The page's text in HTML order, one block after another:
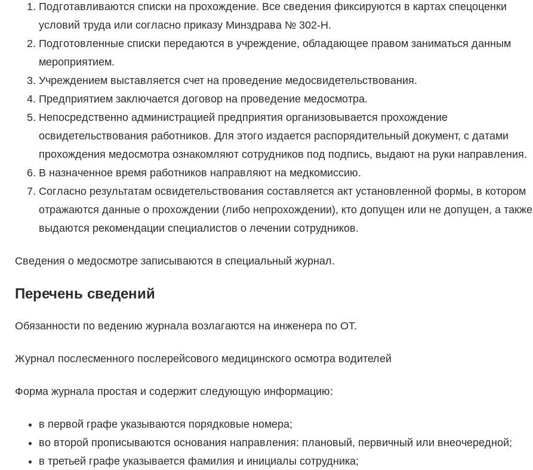
Подготавливаются списки на прохождение. Все сведения фиксируются в картах спецоценки
условий труда или согласно приказу Минздрава № 302-Н.
Подготовленные списки передаются в учреждение, обладающее правом заниматься данным
мероприятием.
Учреждением выставляется счет на проведение медосвидетельствования.
Предприятием заключается договор на проведение медосмотра.
Непосредственно администрацией предприятия организовывается прохождение
освидетельствования работников. Для этого издается распорядительный документ, с датами
прохождения медосмотра ознакомляют сотрудников под подпись, выдают на руки направления.
В назначенное время работников направляют на медкомиссию.
Согласно результатам освидетельствования составляется акт установленной формы, в котором
отражаются данные о прохождении (либо непрохождении), кто допущен или не допущен, а также
выдаются рекомендации специалистов о лечении сотрудников.
Сведения о медосмотре записываются в специальный журнал.
Перечень сведений
Обязанности по ведению журнала возлагаются на инженера по ОТ.
Журнал послесменного послерейсового медицинского осмотра водителей
Форма журнала простая и содержит следующую информацию:
в первой графе указываются порядковые номера;
во второй прописываются основания направления: плановый, первичный или внеочередной;
в третьей графе указывается фамилия и инициалы сотрудника;